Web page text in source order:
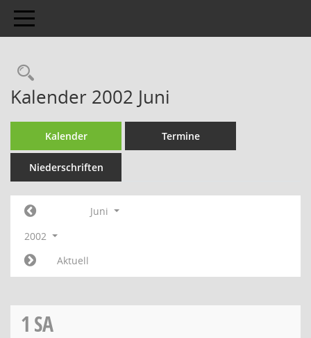
Toggle navigation
Kalender 2002 Juni
Kalender Termine
Niederschriften
Juni
2002
Aktuell
1 SA